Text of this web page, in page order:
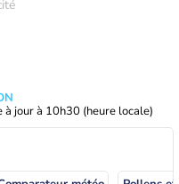
à jour à 10h30 (heure locale)